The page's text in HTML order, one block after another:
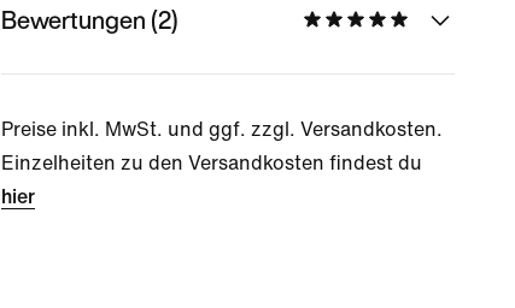
Bewertungen (2)
Preise inkl. MwSt. und ggf. zzgl. Versandkosten.
Einzelheiten zu den Versandkosten findest du
hier